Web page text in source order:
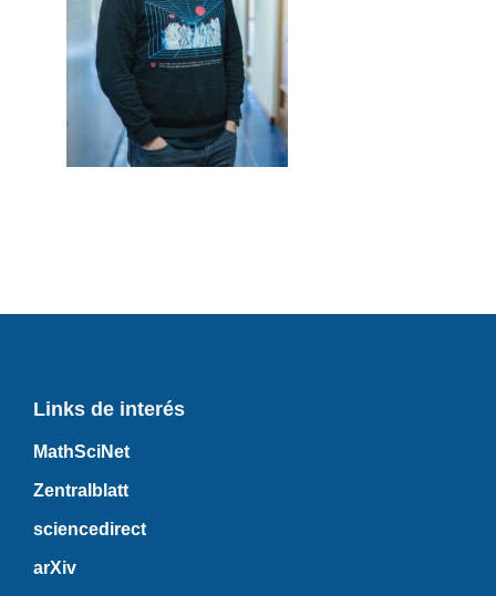
Links de interés
MathSciNet
Zentralblatt
sciencedirect
arXiv